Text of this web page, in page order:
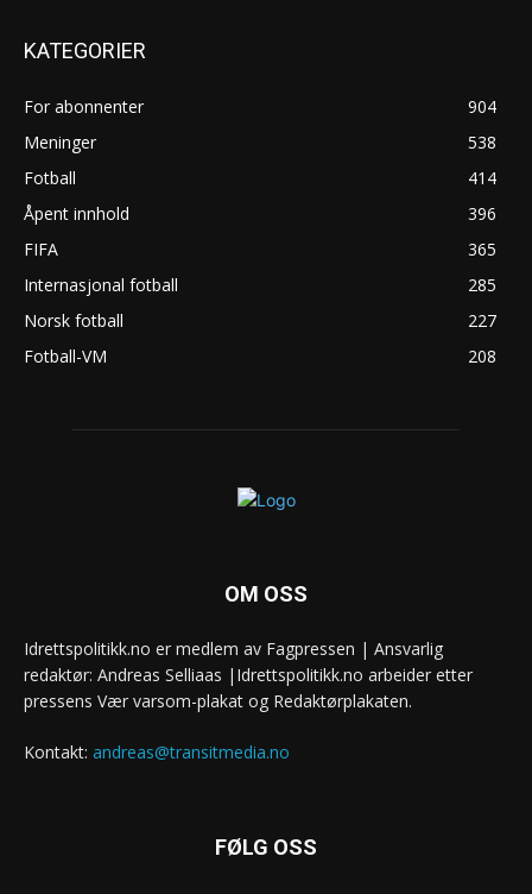
KATEGORIER
For abonnenter
904
Meninger
538
Fotball
414
Åpent innhold
396
FIFA
365
Internasjonal fotball
285
Norsk fotball
227
Fotball-VM
208
OM OSS
Idrettspolitikk.no er medlem av Fagpressen | Ansvarlig
redaktør: Andreas Selliaas |Idrettspolitikk.no arbeider etter
pressens Vær varsom-plakat og Redaktørplakaten.
Kontakt: andreas@transitmedia.no
FØLG OSS